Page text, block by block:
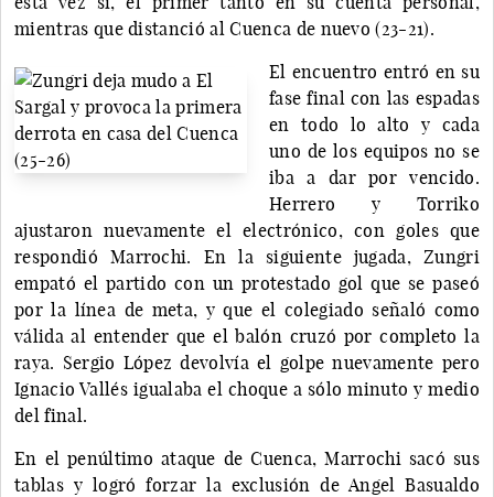
mientras que distanció al Cuenca de nuevo (23-21).
El encuentro entró en su
fase final con las espadas
en todo lo alto y cada
uno de los equipos no se
iba a dar por vencido.
Herrero y Torriko
ajustaron nuevamente el electrónico, con goles que
respondió Marrochi. En la siguiente jugada, Zungri
empató el partido con un protestado gol que se paseó
por la línea de meta, y que el colegiado señaló como
válida al entender que el balón cruzó por completo la
raya. Sergio López devolvía el golpe nuevamente pero
Ignacio Vallés igualaba el choque a sólo minuto y medio
del final.
En el penúltimo ataque de Cuenca, Marrochi sacó sus
tablas y logró forzar la exclusión de Angel Basualdo